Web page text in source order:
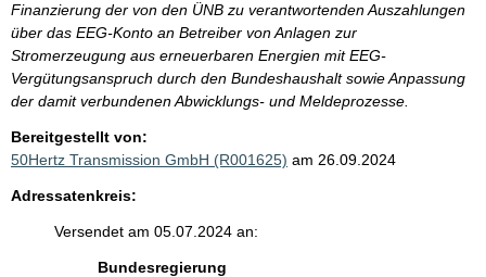
Finanzierung der von den ÜNB zu verantwortenden Auszahlungen
über das EEG-Konto an Betreiber von Anlagen zur
Stromerzeugung aus erneuerbaren Energien mit EEG-
Vergütungsanspruch durch den Bundeshaushalt sowie Anpassung
der damit verbundenen Abwicklungs- und Meldeprozesse.
Bereitgestellt von:
50Hertz Transmission GmbH (R001625) am 26.09.2024
Adressatenkreis:
Versendet am 05.07.2024 an:
Bundesregierung